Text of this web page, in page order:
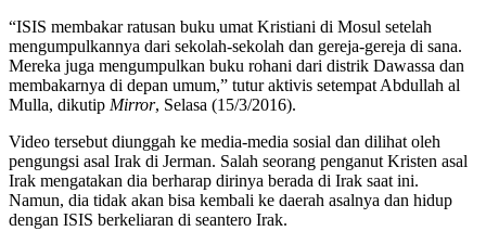
“ISIS membakar ratusan buku umat Kristiani di Mosul setelah
mengumpulkannya dari sekolah-sekolah dan gereja-gereja di sana.
Mereka juga mengumpulkan buku rohani dari distrik Dawassa dan
membakarnya di depan umum,” tutur aktivis setempat Abdullah al
Mulla, dikutip Mirror, Selasa (15/3/2016).
Video tersebut diunggah ke media-media sosial dan dilihat oleh
pengungsi asal Irak di Jerman. Salah seorang penganut Kristen asal
Irak mengatakan dia berharap dirinya berada di Irak saat ini.
Namun, dia tidak akan bisa kembali ke daerah asalnya dan hidup
dengan ISIS berkeliaran di seantero Irak.